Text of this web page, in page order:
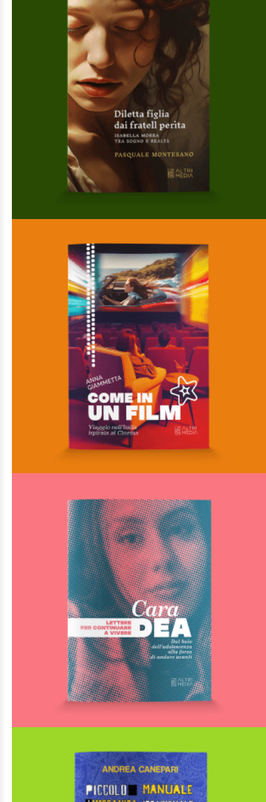
DiElvira Bianco
€10,00
AGGIUNGI AL CARRELLO
AGGIUNGI ALLA LISTA DEI DESIDERI
Diletta figlia dai fratell perìta
DiPasquale Montesano
€13,00
Gli speciali
AGGIUNGI AL CARRELLO
AGGIUNGI ALLA LISTA DEI DESIDERI
DiAnna Giammetta
€18,00
Gli speciali
AGGIUNGI AL CARRELLO
AGGIUNGI ALLA LISTA DEI DESIDERI
DiAssociazione "Dea per sempre"